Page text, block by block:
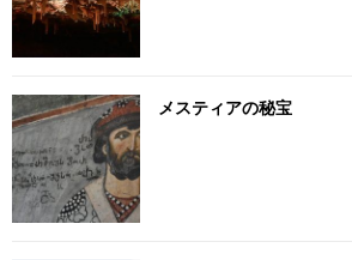
メスティアの秘宝